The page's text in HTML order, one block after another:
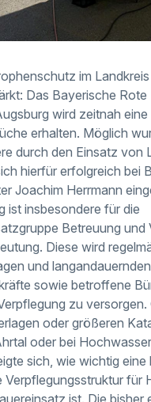
im
Das Bayerische Rote
wird zeitnah eine
erhalten. Möglich
durch den Einsatz von
hierfür erfolgreich bei
Joachim Herrmann
ist insbesondere für die
Betreuung und
Diese wird
und
sowie betroffene
zu versorgen.
oder größeren
oder bei
sich, wie wichtig
Verpflegungsstruktur für